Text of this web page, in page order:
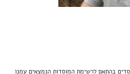
בהתאם לרשימת המוסדות הנמצאים עמנו